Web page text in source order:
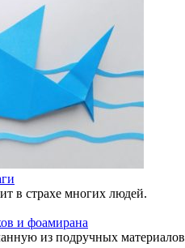
в страхе многих людей.
и фоамирана
из подручных материалов